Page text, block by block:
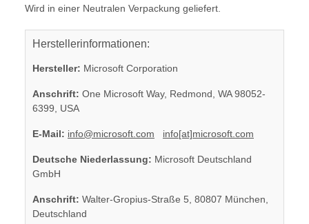
Wird in einer Neutralen Verpackung geliefert.
Herstellerinformationen:
Hersteller: Microsoft Corporation
Anschrift: One Microsoft Way, Redmond, WA 98052-
6399, USA
E-Mail: info@microsoft.com info[at]microsoft.com
Deutsche Niederlassung: Microsoft Deutschland
GmbH
Anschrift: Walter-Gropius-Straße 5, 80807 München,
Deutschland